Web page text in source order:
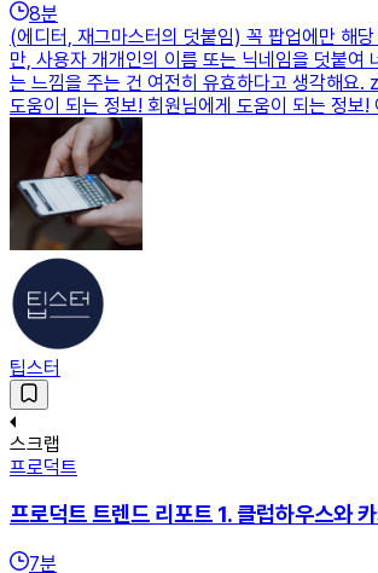
8분
(에디터, 재그마스터의 덧붙임) 꼭 팝업에만 해
만, 사용자 개개인의 이름 또는 닉네임을 덧붙여
는 느낌을 주는 건 여전히 유효하다고 생각해요
도움이 되는 정보! 회원님에게 도움이 되는 정보!
팁스터
스크랩
프로덕트
프로덕트 트렌드 리포트 1. 클럽하우스와
7분